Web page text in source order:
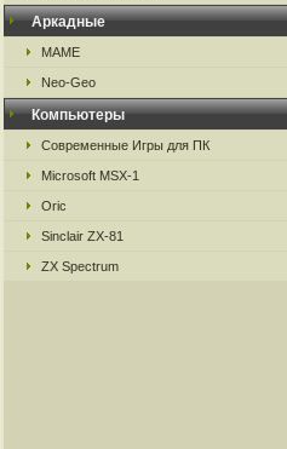
Аркадные
MAME
Neo-Geo
Компьютеры
Современные Игры для ПК
Microsoft MSX-1
Oric
Sinclair ZX-81
ZX Spectrum